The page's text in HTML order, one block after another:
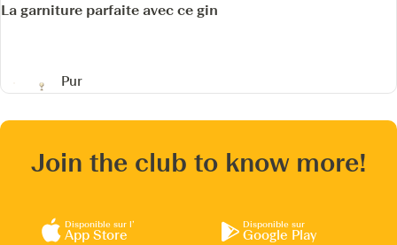
La garniture parfaite avec ce gin
Pur
Join the club to know more!
Disponible sur l’
App Store
Disponible sur
Google Play